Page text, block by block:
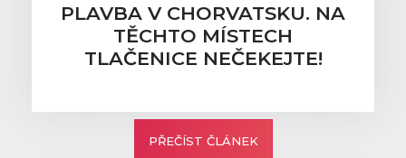
PLAVBA V CHORVATSKU. NA
TĚCHTO MÍSTECH
TLAČENICE NEČEKEJTE!
PŘEČÍST ČLÁNEK